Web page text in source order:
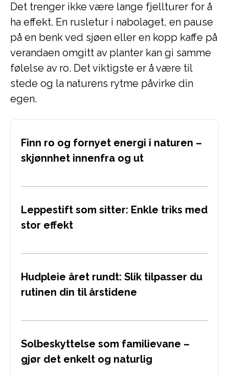
Det trenger ikke være lange fjellturer for å
ha effekt. En rusletur i nabolaget, en pause
på en benk ved sjøen eller en kopp kaffe på
verandaen omgitt av planter kan gi samme
følelse av ro. Det viktigste er å være til
stede og la naturens rytme påvirke din
egen.
Finn ro og fornyet energi i naturen –
skjønnhet innenfra og ut
Leppestift som sitter: Enkle triks med
stor effekt
Hudpleie året rundt: Slik tilpasser du
rutinen din til årstidene
Solbeskyttelse som familievane –
gjør det enkelt og naturlig